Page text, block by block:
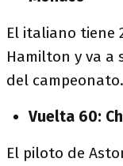
El italiano tiene
Hamilton y va a
del campeonato.
Vuelta 60:
El piloto de